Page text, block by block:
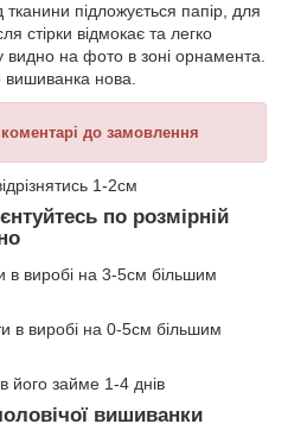
підложується папір, для
стірки відмокає та легко
видно на фото в зоні орнамента.
нова.
до замовлення
1-2см
по розмірній
в виробі на 3-5см більшим
в виробі на 0-5см більшим
його займе 1-4 днів
вишиванки